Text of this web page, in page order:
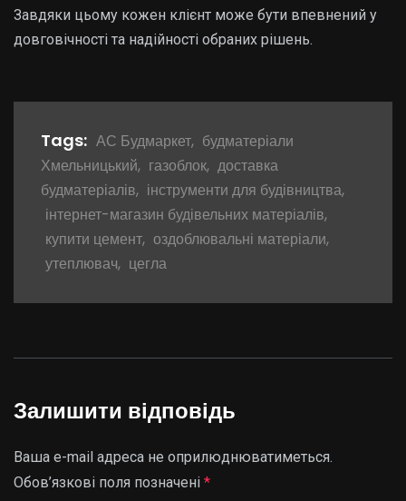
Завдяки цьому кожен клієнт може бути впевнений у
довговічності та надійності обраних рішень.
Tags: АС Будмаркет, будматеріали
Хмельницький, газоблок, доставка
будматеріалів, інструменти для будівництва,
інтернет-магазин будівельних матеріалів,
купити цемент, оздоблювальні матеріали,
утеплювач, цегла
Залишити відповідь
Ваша e-mail адреса не оприлюднюватиметься.
Обов’язкові поля позначені *